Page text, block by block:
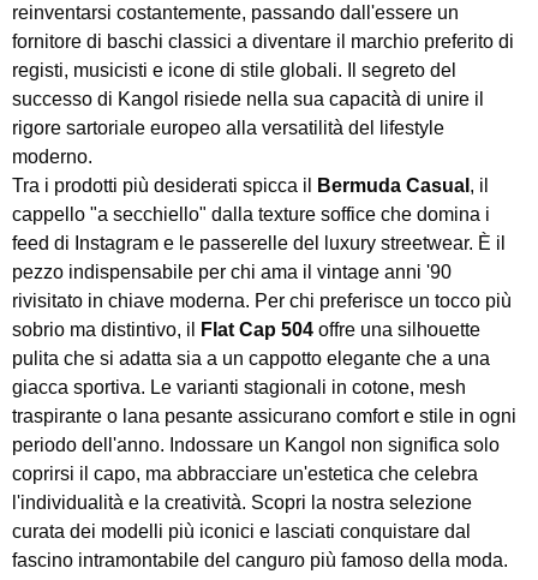
reinventarsi costantemente, passando dall'essere un
fornitore di baschi classici a diventare il marchio preferito di
registi, musicisti e icone di stile globali. Il segreto del
successo di Kangol risiede nella sua capacità di unire il
rigore sartoriale europeo alla versatilità del lifestyle
moderno.
Tra i prodotti più desiderati spicca il
Bermuda Casual , il
cappello "a secchiello" dalla texture soffice che domina i
feed di Instagram e le passerelle del luxury streetwear. È il
pezzo indispensabile per chi ama il vintage anni '90
rivisitato in chiave moderna. Per chi preferisce un tocco più
sobrio ma distintivo, il
Flat Cap 504 offre una silhouette
pulita che si adatta sia a un cappotto elegante che a una
giacca sportiva. Le varianti stagionali in cotone, mesh
traspirante o lana pesante assicurano comfort e stile in ogni
periodo dell'anno. Indossare un Kangol non significa solo
coprirsi il capo, ma abbracciare un'estetica che celebra
l'individualità e la creatività. Scopri la nostra selezione
curata dei modelli più iconici e lasciati conquistare dal
fascino intramontabile del canguro più famoso della moda.